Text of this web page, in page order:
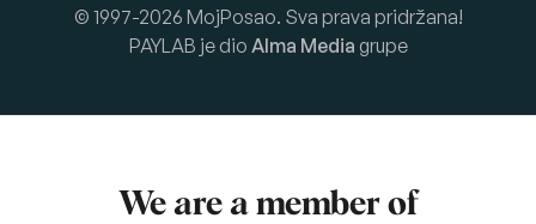
© 1997-2026 MojPosao. Sva prava pridržana!
PAYLAB je dio Alma Media grupe
We are a member of